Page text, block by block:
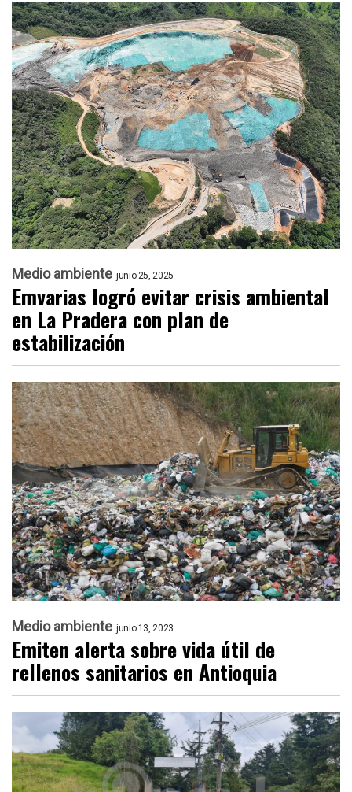
Medio ambiente junio 25, 2025
Emvarias logró evitar crisis ambiental
en La Pradera con plan de
estabilización
Medio ambiente junio 13, 2023
Emiten alerta sobre vida útil de
rellenos sanitarios en Antioquia